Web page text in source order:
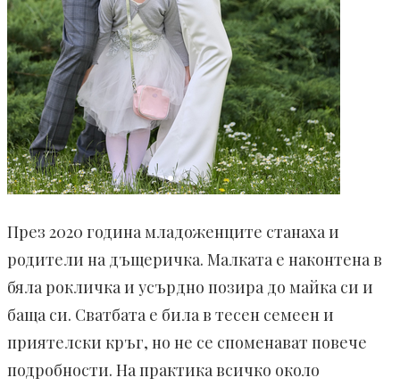
През 2020 година младоженците станаха и
родители на дъщеричка. Малката е наконтена в
бяла рокличка и усърдно позира до майка си и
баща си. Сватбата е била в тесен семеен и
приятелски кръг, но не се споменават повече
подробности. На практика всичко около